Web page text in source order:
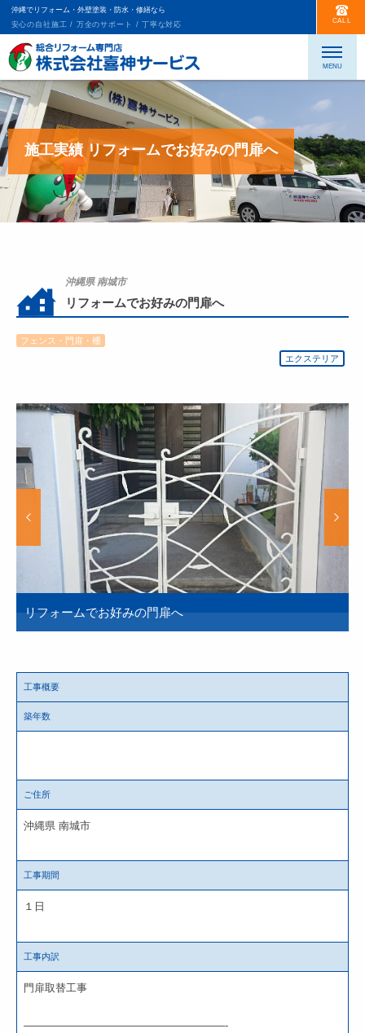
沖縄でリフォーム・外壁塗装・防水・修繕なら
安心の自社施工 / 万全のサポート / 丁寧な対応
CALL
施工実績 リフォームでお好みの門扉へ
沖縄県 南城市
リフォームでお好みの門扉へ
フェンス・門扉・柵
エクステリア
リフォームでお好みの門扉へ
工事概要
築年数
ご住所
沖縄県 南城市
工事期間
１日
工事内訳
門扉取替工事
———————————————————-